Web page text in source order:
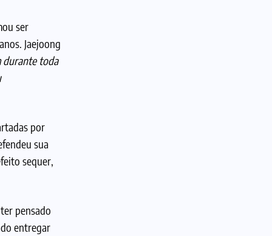
ser
Jaejoong
durante toda
por
sua
sequer,
pensado
entregar